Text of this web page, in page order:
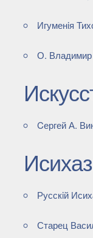
Игуменiя
О.
Cергей А.
Русскiй
Старец